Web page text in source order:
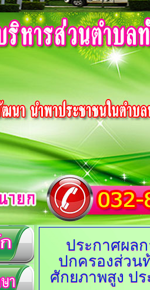
ประกาศผล
ปกครองส่วน
ศักยภาพสูง ปร